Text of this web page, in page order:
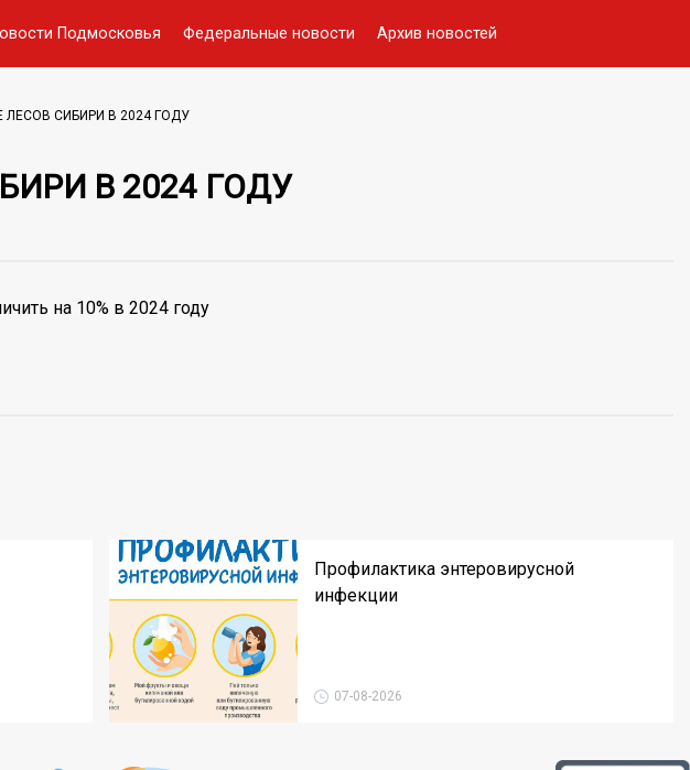
Подмосковья Федеральные новости Архив новостей
СИБИРИ В 2024 ГОДУ
В 2024 ГОДУ
на 10% в 2024 году
Профилактика энтеровирусной
инфекции
07-08-2026